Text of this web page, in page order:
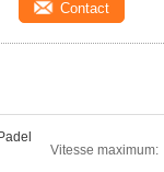
Contact
Vitesse maximum: